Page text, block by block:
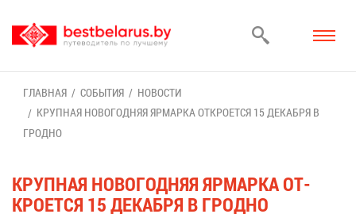
ГЛАВ­НАЯ СО­БЫ­ТИЯ
НО­ВО­СТИ
КРУП­НАЯ НО­ВО­ГОД­НЯЯ ЯР­МАР­КА ОТ­КРО­ЕТ­СЯ 15 ДЕ­КАБ­РЯ В
ГРОД­НО
КРУП­НАЯ НО­ВО­ГОД­НЯЯ ЯР­МАР­КА ОТ­
КРО­ЕТ­СЯ 15 ДЕ­КАБ­РЯ В ГРОД­НО